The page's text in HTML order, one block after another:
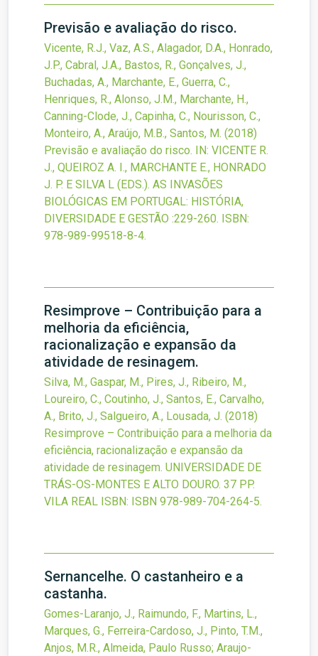
Previsão e avaliação do risco.
Vicente, R.J., Vaz, A.S., Alagador, D.A., Honrado,
J.P., Cabral, J.A., Bastos, R., Gonçalves, J.,
Buchadas, A., Marchante, E., Guerra, C.,
Henriques, R., Alonso, J.M., Marchante, H.,
Canning-Clode, J., Capinha, C., Nourisson, C.,
Monteiro, A., Araújo, M.B., Santos, M. (2018)
Previsão e avaliação do risco.
IN: VICENTE R.
J., QUEIROZ A. I., MARCHANTE E., HONRADO
J. P. E SILVA L (EDS.). AS INVASÕES
BIOLÓGICAS EM PORTUGAL: HISTÓRIA,
DIVERSIDADE E GESTÃO :229-260. ISBN:
978-989-99518-8-4.
Resimprove – Contribuição para a
melhoria da eficiência,
racionalização e expansão da
atividade de resinagem.
Silva, M., Gaspar, M., Pires, J., Ribeiro, M.,
Loureiro, C., Coutinho, J., Santos, E., Carvalho,
A., Brito, J., Salgueiro, A., Lousada, J. (2018)
Resimprove – Contribuição para a melhoria da
eficiência, racionalização e expansão da
atividade de resinagem. UNIVERSIDADE DE
TRÁS-OS-MONTES E ALTO DOURO. 37 PP.
VILA REAL ISBN: ISBN 978-989-704-264-5.
Sernancelhe. O castanheiro e a
castanha.
Gomes-Laranjo, J., Raimundo, F., Martins, L.,
Marques, G., Ferreira-Cardoso, J., Pinto, T.M.,
Anjos, M.R., Almeida, Paulo Russo; Araujo-